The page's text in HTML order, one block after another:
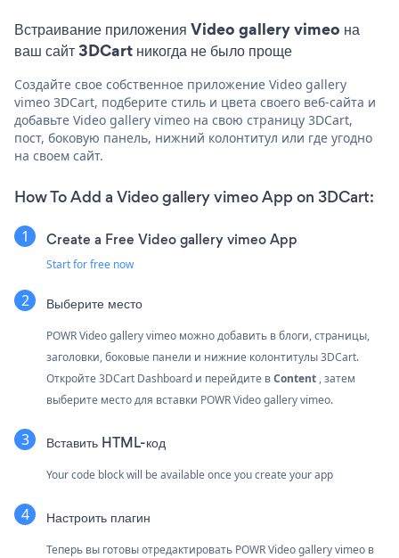
Встраивание приложения Video gallery vimeo на
ваш сайт 3DCart никогда не было проще
Создайте свое собственное приложение Video gallery
vimeo 3DCart, подберите стиль и цвета своего веб-сайта и
добавьте Video gallery vimeo на свою страницу 3DCart,
пост, боковую панель, нижний колонтитул или где угодно
на своем сайт.
How To Add a Video gallery vimeo App on 3DCart:
Create a Free Video gallery vimeo App
Start for free now
Выберите место
POWR Video gallery vimeo можно добавить в блоги, страницы,
заголовки, боковые панели и нижние колонтитулы 3DCart.
Откройте 3DCart Dashboard и перейдите вContent , затем
выберите место для вставки POWR Video gallery vimeo.
Вставить HTML-код
Your code block will be available once you create your app
Настроить плагин
Теперь вы готовы отредактировать POWR Video gallery vimeo в